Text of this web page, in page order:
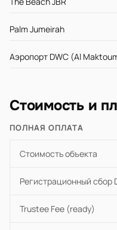
Palm Jumeirah
Аэропорт DWC (Al
Стоимость и
ПОЛНАЯ ОПЛАТА
Стоимость объекта
Регистрационный сбор
Trustee Fee (ready)